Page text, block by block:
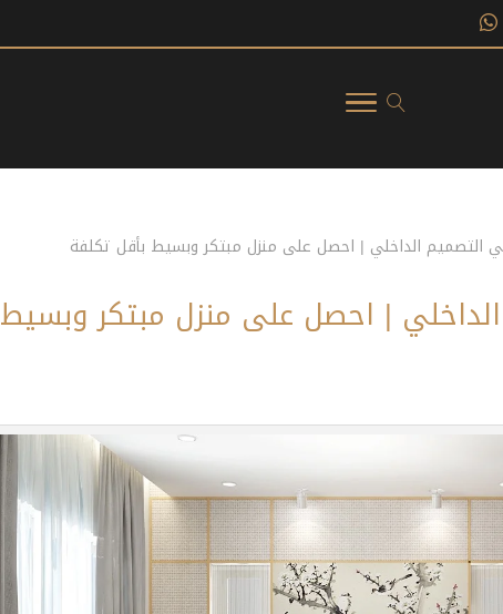
التصميم الداخلي | احصل على منزل مبتكر وبسيط بأقل تكلفة
| احصل على منزل مبتكر وبسيط